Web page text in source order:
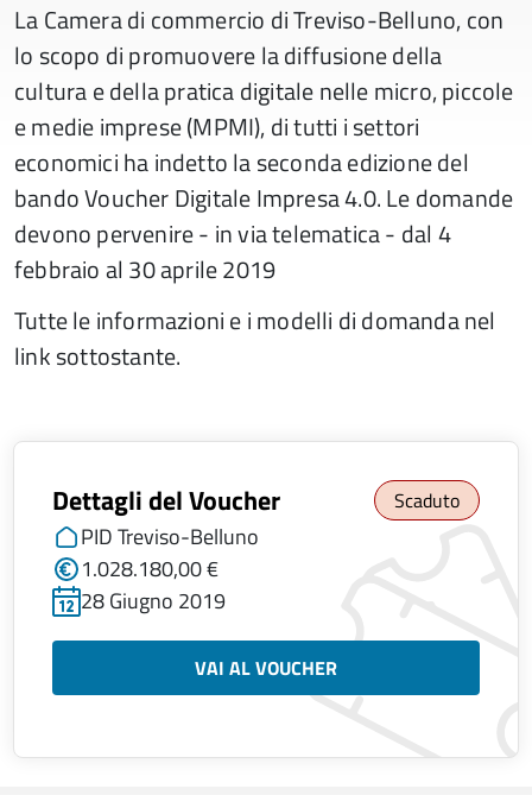
La Camera di commercio di Treviso-Belluno, con
lo scopo di promuovere la diffusione della
cultura e della pratica digitale nelle micro, piccole
e medie imprese (MPMI), di tutti i settori
economici ha indetto la seconda edizione del
bando Voucher Digitale Impresa 4.0. Le domande
devono pervenire - in via telematica - dal 4
febbraio al 30 aprile 2019
Tutte le informazioni e i modelli di domanda nel
link sottostante.
Dettagli del Voucher Scaduto
PID Treviso-Belluno
1.028.180,00 €
28 Giugno 2019
VAI AL VOUCHER